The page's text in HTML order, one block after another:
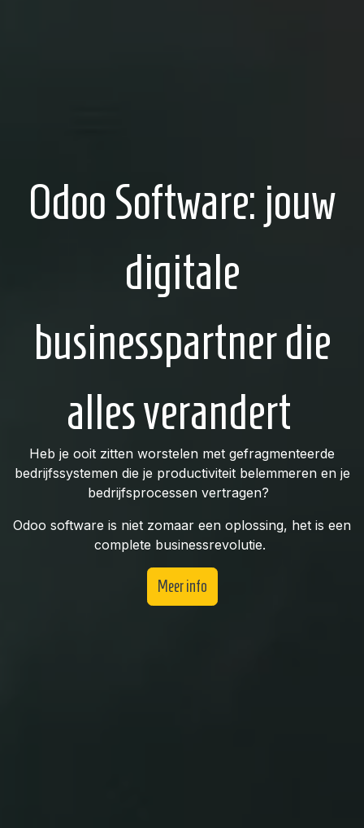
Odoo Software: jouw
digitale
businesspartner die
alles verandert
Heb je ooit zitten worstelen met gefragmenteerde
bedrijfssystemen die je productiviteit belemmeren en je
bedrijfsprocessen vertragen?
Odoo software is niet zomaar een oplossing, het is een
complete businessrevolutie.
Meer inf​​​​​​o